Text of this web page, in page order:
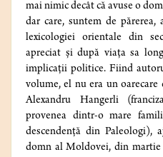
mai nimic decât că avuse o
dar care, suntem de
lexicologiei orientale din
apreciat și după viața sa
implicații politice. Fiind
volume, el nu era un
Alexandru Hangerli
provenea dintr-o mare
descendență din Paleologi),
domn al Moldovei, din